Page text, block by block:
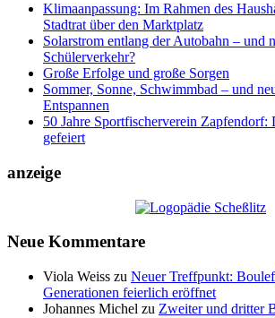
Klimaanpassung: Im Rahmen des
Stadtrat über den Marktplatz
Solarstrom entlang der Autobahn – und
Schülerverkehr?
Große Erfolge und große Sorgen
Sommer, Sonne, Schwimmbad – und
Entspannen
50 Jahre Sportfischerverein Zapfendorf:
gefeiert
anzeige
Neue Kommentare
Viola Weiss zu Neuer Treffpunkt:
Generationen feierlich eröffnet
Johannes Michel zu Zweiter und dritter